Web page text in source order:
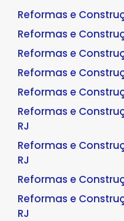
Reformas e
Reformas e
Reformas e
Reformas e
Reformas e
Reformas e
RJ
Reformas e
RJ
Reformas e
Reformas e
RJ